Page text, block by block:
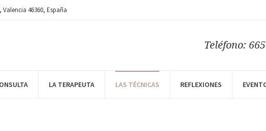
, Valencia 46360, España
Teléfono:
LA TERAPEUTA LAS TÉCNICAS REFLEXIONES